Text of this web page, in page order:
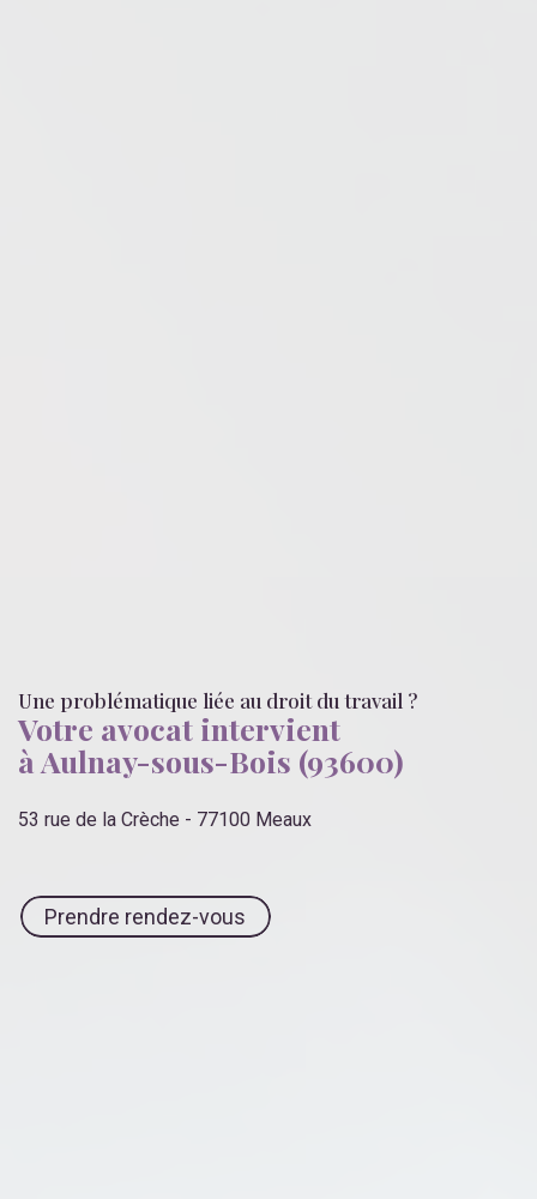
Une problématique liée au droit du travail ?
Votre avocat intervient
à Aulnay-sous-Bois (93600)
53 rue de la Crèche - 77100 Meaux
Prendre rendez-vous